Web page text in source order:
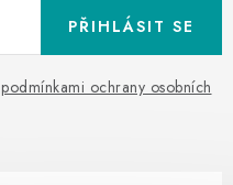
podmínkami ochrany osobních
PŘIHLÁSIT SE